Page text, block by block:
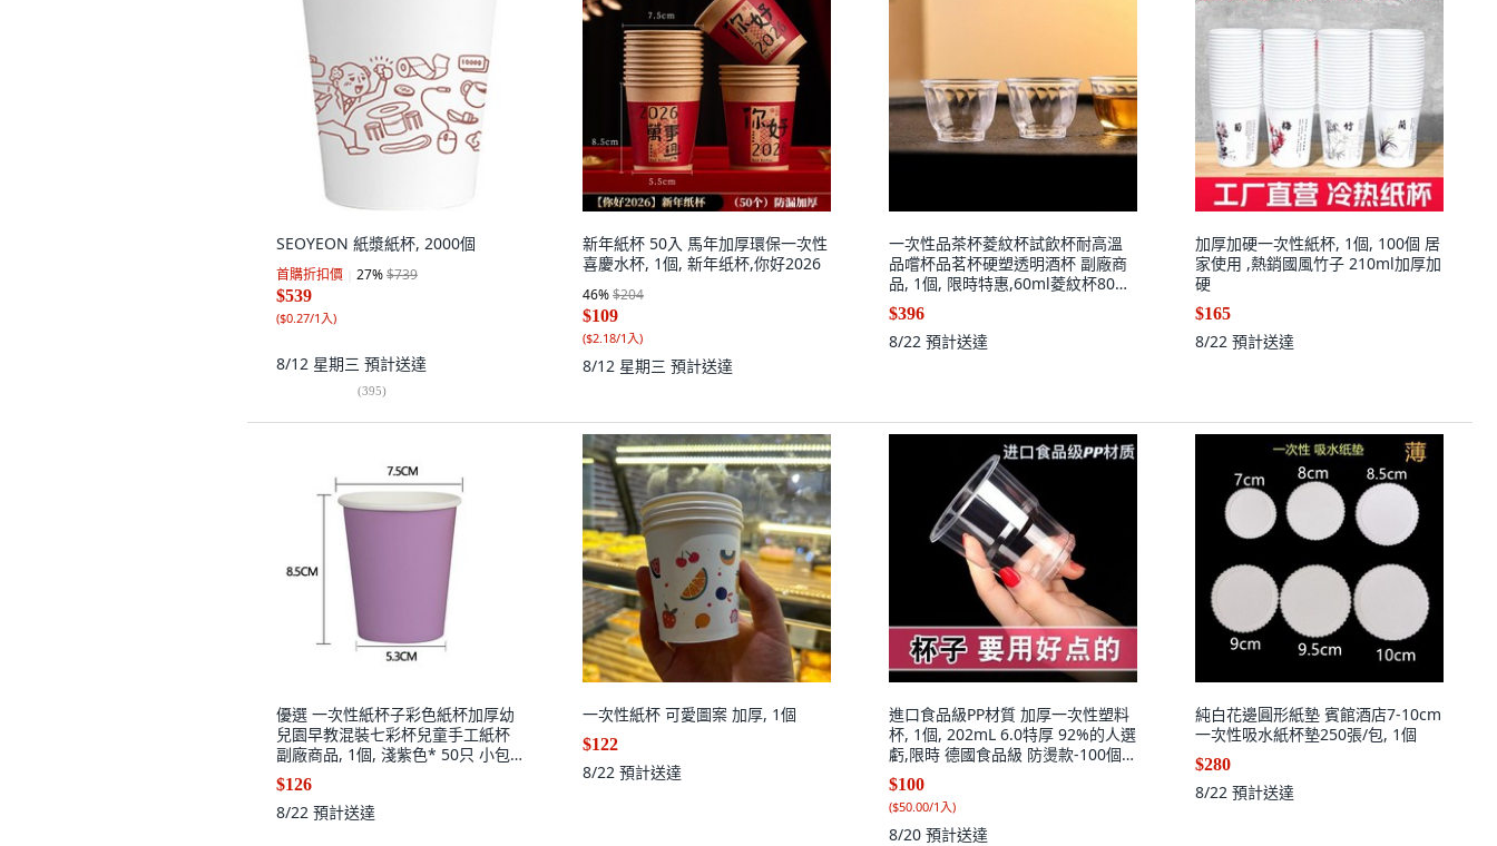
SEOYEON 紙漿紙杯, 2000個
首購折扣價 27%$739
$539
($0.27/1入)
8/12 星期三 預計送達
(395)
新年紙杯 50入 馬年加厚環保一次性
喜慶水杯, 1個, 新年纸杯,你好2026
46%$204
$109
($2.18/1入)
8/12 星期三 預計送達
一次性品茶杯菱紋杯試飲杯耐高溫
品嚐杯品茗杯硬塑透明酒杯 副廠商
品, 1個, 限時特惠,60ml菱紋杯80只
+菸灰色杯架1個
$396
8/22 預計送達
加厚加硬一次性紙杯, 1個, 100個 居
家使用 ,熱銷國風竹子 210ml加厚加
硬
$165
8/22 預計送達
優選 一次性紙杯子彩色紙杯加厚幼
兒園早教混裝七彩杯兒童手工紙杯
副廠商品, 1個, 淺紫色* 50只 小包
裝
$126
8/22 預計送達
一次性紙杯 可愛圖案 加厚, 1個
$122
8/22 預計送達
進口食品級PP材質 加厚一次性塑料
杯, 1個, 202mL 6.0特厚 92%的人選
虧,限時 德國食品級 防燙款-100個2
包, 2包
$100
($50.00/1入)
8/20 預計送達
純白花邊圓形紙墊 賓館酒店7-10cm
一次性吸水紙杯墊250張/包, 1個
$280
8/22 預計送達